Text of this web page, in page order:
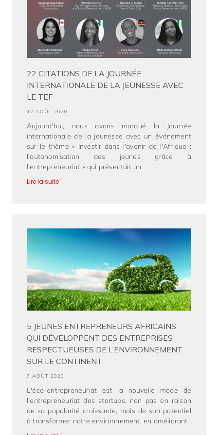
22 CITATIONS DE LA JOURNÉE
INTERNATIONALE DE LA JEUNESSE AVEC
LE TEF
12 AOÛT 2020
Aujourd'hui, nous avons marqué la Journée
internationale de la jeunesse avec un événement
sur le thème « Investir dans l'avenir de l'Afrique :
l'autonomisation des jeunes grâce à
l'entrepreneuriat » qui présentait un
Lire la suite "
5 JEUNES ENTREPRENEURS AFRICAINS
QUI DÉVELOPPENT DES ENTREPRISES
RESPECTUEUSES DE L’ENVIRONNEMENT
SUR LE CONTINENT
7 AOÛT 2020
L'éco-entrepreneuriat est la nouvelle mode de
l'entrepreneuriat des startups, non pas en raison
de sa popularité croissante, mais de son potentiel
à transformer notre environnement, en améliorant